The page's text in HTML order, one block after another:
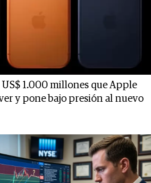
1.000 millones que Apple
y pone bajo presión al nuevo